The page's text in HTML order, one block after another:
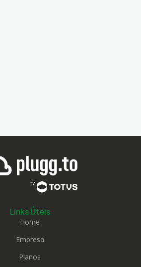
Links Úteis
Home
Empresa
Planos